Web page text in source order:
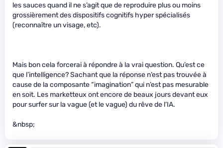
les sauces quand il ne s’agit que de reproduire plus ou moins
grossièrement des dispositifs cognitifs hyper spécialisés
(reconnaître un visage, etc).
Mais bon cela forcerai à répondre à la vrai question. Qu’est ce
que l’intelligence? Sachant que la réponse n’est pas trouvée à
cause de la composante “imagination” qui n’est pas mesurable
en soit. Les marketteux ont encore de beaux jours devant eux
pour surfer sur la vague (et le vague) du rêve de l’IA.
&nbsp;